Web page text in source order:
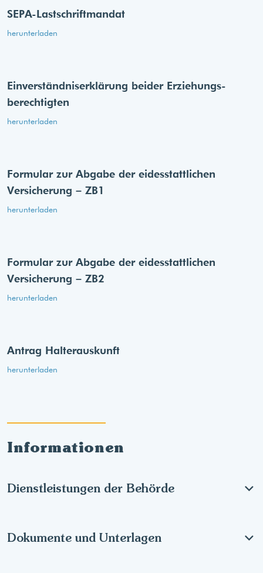
Informationen
Dienstleistungen der Behörde
Dokumente und Unterlagen
SEPA-Lastschriftmandat
herunterladen
Einverständnis­erklärung beider Erziehungs­
berechtigten
herunterladen
Formular zur Abgabe der eides­stattlichen
Versicherung – ZB1
herunterladen
Formular zur Abgabe der eides­stattlichen
Versicherung – ZB2
herunterladen
Antrag Halterauskunft
herunterladen